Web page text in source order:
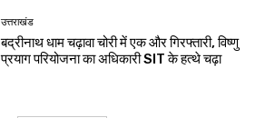
उत्तराखंड
बद्रीनाथ धाम चढ़ावा चोरी में एक और गिरफ्तारी, विष्णु
प्रयाग परियोजना का अधिकारी SIT के हत्थे चढ़ा